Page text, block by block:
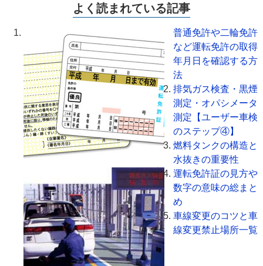
よく読まれている記事
普通免許や二輪免許
など運転免許の取得
年月日を確認する方
法
排気ガス検査・黒煙
測定・オパシメータ
測定【ユーザー車検
のステップ④】
燃料タンクの構造と
水抜きの重要性
運転免許証の見方や
数字の意味の総まと
め
車線変更のコツと車
線変更禁止場所一覧